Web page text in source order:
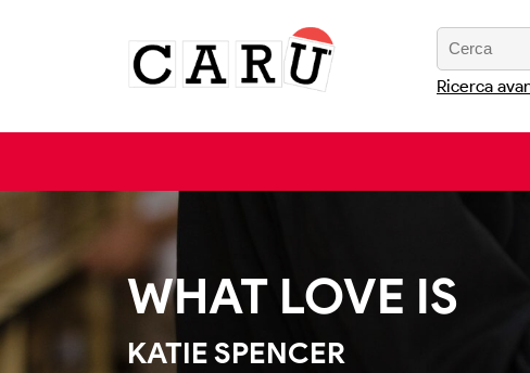
Ricerca
WHAT LOVE IS
KATIE SPENCER